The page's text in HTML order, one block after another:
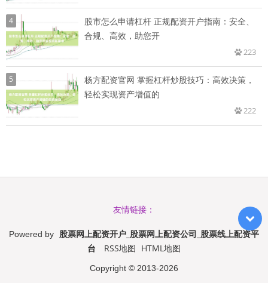
4
股市怎么申请杠杆 正规配资开户指南：安全、
合规、高效，助您开
223
5
杨方配资官网 掌握杠杆炒股技巧：高效决策，
轻松实现资产增值的
222
友情链接：
Powered by
股票网上配资开户_股票网上配资公司_股票线上配资平
台
RSS地图 HTML地图
Copyright © 2013-2026